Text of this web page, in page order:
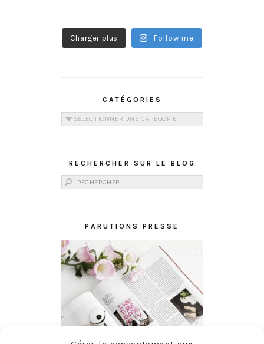
Charger plus Follow me
CATÉGORIES
Catégories
RECHERCHER SUR LE BLOG
Rechercher :
PARUTIONS PRESSE